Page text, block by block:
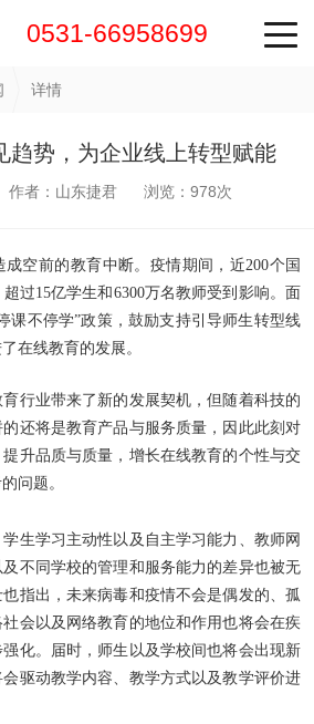
0531-66958699
详情
趋势，为企业线上转型赋能
者：山东捷君 浏览： 978次
成空前的教育中断。疫情期间，近200个国
过15亿学生和6300万名教师受到影响。面
课不停学”政策，鼓励支持引导师生转型线
在线教育的发展。
行业带来了新的发展契机，但随着科技的
还将是教育产品与服务质量，因此此刻对
升品质与质量，增长在线教育的个性与交
问题。
生学习主动性以及自主学习能力、教师网
不同学校的管理和服务能力的差异也被无
指出，未来病毒和疫情不会是偶发的、孤
会以及网络教育的地位和作用也将会在疾
化。届时，师生以及学校间也将会出现新
驱动教学内容、教学方式以及教学评价进